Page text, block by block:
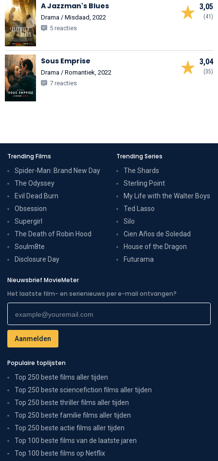
3,05
(41)
A Jazzman's Blues
Drama / Misdaad, 2022
5 reacties
3,04
(35)
Sous Emprise
Drama / Romantiek, 2022
7 reacties
Trending Films
Spider-Man: Brand New Day
The Odyssey
Evil Dead Burn
Obsession
Supergirl
The Death of Robin Hood
Soulm8te
Disclosure Day
Trending Series
The Shards
Sterling Point
My Life with the Walter Boys
Ted Lasso
Silo
Cien Años de Soledad
House of the Dragon
Futurama
Nieuwsbrief MovieMeter
Het laatste film- en serienieuws per e-mail ontvangen?
Populaire toplijsten
Top 250 beste films aller tijden
Top 250 beste sciencefiction films aller tijden
Top 250 beste thriller films aller tijden
Top 250 beste familie films aller tijden
Top 250 beste actie films aller tijden
Top 100 beste films van de laatste jaren
Top 100 beste films op Netflix